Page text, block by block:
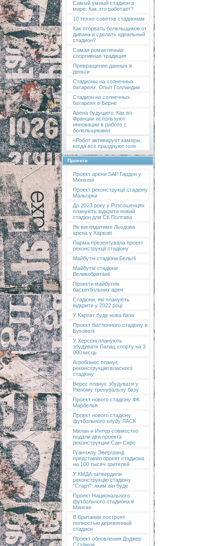
Самый умный стадион в
мире. Как это работает?
10 техно-советов стадионам
Как оторвать болельщиков от
дивана и сделать идеальный
стадион?
Самая романтичная
спортивная традиция
Превращение данных в
деньги
Стадионы на солнечных
батареях. Опыт Голландии
Стадион на солнечных
батареях в Берне
Арена будущего. Как во
Франции используют
инновации в работе с
болельщиками
«Робот активирует камеры,
когда все празднуют гол»
Проекти
Проект арени SAP Гарден у
Мюнхені
Проект реконструкції стадіону
Мальорки
До 2023 року у Розсошенцях
планують відкрити новий
стадіон для СК Полтава
Як виглядатиме Льодова
арена у Харкові
Парма презентувала проект
реконструкції стадіону
Майбутні стадіони Бельгії
Майбутні стадіони
Великобританії
Проекти майбутніх
баскетбольних арен
Стадіони, які планують
відкрити у 2022 році
У Карпат буде нова база
Проект біатлонного стадіону в
Буковелі
У Херсоні планують
збудувати Палац спорту на 3
000 місць
Агробізнес планує
реконструкцію власного
стадіону
Верес планує збудувати у
Рівному тренувальну базу
Проект нового стадіону ФК
Марбелья
Проект нового стадіону
футбольного клубу ЛАСК
Милан и Интер совместно
подали два проекта
реконструкции Сан-Сиро
Гуанчжоу Эвергранд
представил проект стадиона
на 100 тысяч зрителей
У КМДА затвердили
реконструкцію стадіону
"Старт": яким він буде
Проект Национального
футбольного стадиона в
Минске
В Британии построят
полностью деревянный
стадион
Проект обновления Доджер
Стэдиум